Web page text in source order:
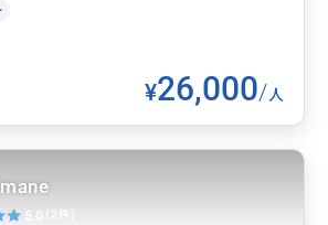
¥26,000/人
5.0 (2件)